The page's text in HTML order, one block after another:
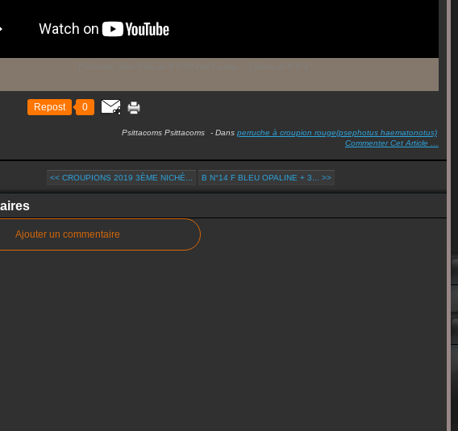
Repost 0
Psittacoms Psittacoms - Dans perruche à croupion rouge(psephotus haematonotus)
Commenter Cet Article …
<< CROUPIONS 2019 3ÈME NICHÉ... B N°14 F BLEU OPALINE + 3... >>
Ajouter un commentaire